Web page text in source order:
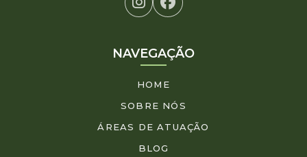
NAVEGAÇÃO
HOME
SOBRE NÓS
ÁREAS DE ATUAÇÃO
BLOG